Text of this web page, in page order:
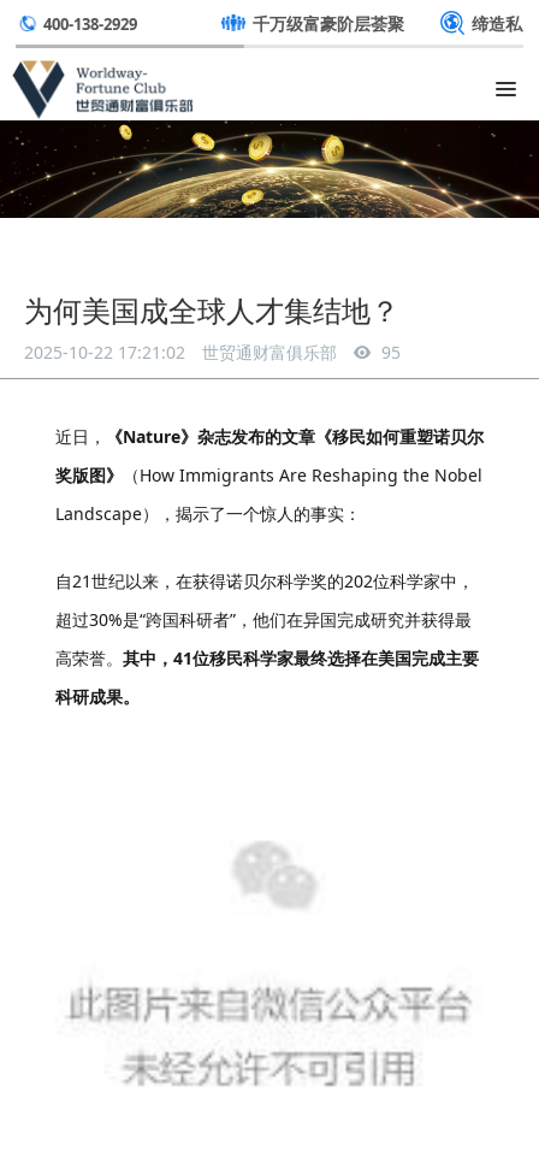
400-138-2929 千万级富豪阶层荟聚 缔造私
为何美国成全球人才集结地？
2025-10-22 17:21:02 世贸通财富俱乐部 95
近日，
《Nature》杂志发布的文章《移民如何重塑诺贝尔
奖版图》
（How Immigrants Are Reshaping the Nobel
Landscape），揭示了一个惊人的事实：
自21世纪以来，在获得诺贝尔科学奖的202位科学家中，
超过30%是“跨国科研者”，他们在异国完成研究并获得最
高荣誉。 其中， 41位移民科学家最终选择在美国完成主要
科研成果。